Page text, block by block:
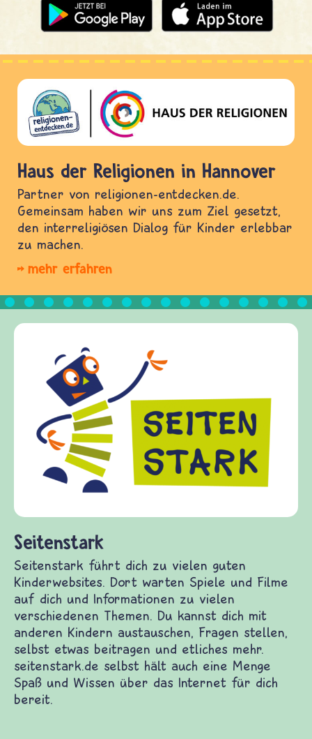
Haus der Religionen in Hannover
Partner von religionen-entdecken.de.
Gemeinsam haben wir uns zum Ziel gesetzt,
den interreligiösen Dialog für Kinder erlebbar
zu machen.
mehr erfahren
Seitenstark
Seitenstark führt dich zu vielen guten
Kinderwebsites. Dort warten Spiele und Filme
auf dich und Informationen zu vielen
verschiedenen Themen. Du kannst dich mit
anderen Kindern austauschen, Fragen stellen,
selbst etwas beitragen und etliches mehr.
seitenstark.de selbst hält auch eine Menge
Spaß und Wissen über das Internet für dich
bereit.